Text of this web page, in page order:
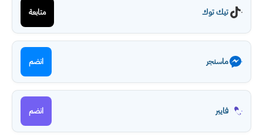
تيك توك متابعة
ماسنجر انضم
فايبر انضم